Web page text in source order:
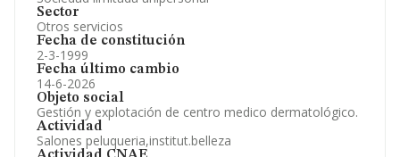
Sector
Otros servicios
Fecha de constitución
2-3-1999
Fecha último cambio
14-6-2026
Objeto social
Gestión y explotación de centro medico dermatológico.
Actividad
Salones peluqueria,institut.belleza